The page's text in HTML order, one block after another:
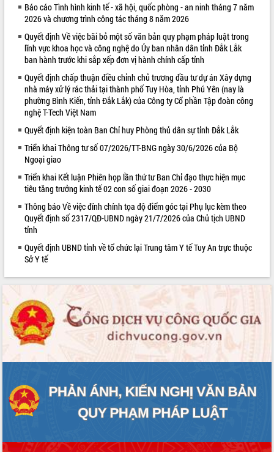
VIDEO
Loading the player...
Trailer Lễ hội Sầu riêng Đắk Lắk năm
2026
Khám bệnh, cấp phát thuốc miễn phí
và tặng quà người dân xã Cư Pui
Hội nghị UBND tỉnh Đắk Lắk thường kỳ
tháng 7/2026
Lễ truy tặng danh hiệu “Bà Mẹ Việt
Nam Anh hùng” và trao Huân chương
Lao động
UBND tỉnh Đắk Lắk triển khai nhiệm
vụ 6 tháng cuối năm 2026
Kỳ họp thứ Hai, Hội đồng nhân dân
tỉnh khóa XI quyết nghị nhiều nội dung
quan trọng
Triết thăm, tặng quà người có công với
cách mạng
Rà soát, hoàn thiện hệ thống thiết chế
văn hóa, thể thao đáp ứng yêu cầu
phát triển mới
Thường trực HĐND tỉnh Đắk Lắk gặp
mặt Đoàn chuyên gia y tế TP. Hồ Chí
Lễ truy điệu và an táng hài cốt liệt sĩ
tại Nghĩa trang Liệt sĩ xã Sơn Hòa
Bàn giải pháp tháo gỡ khó khăn trong
định EUDR
ALBUM ẢNH
LIÊN KẾT WEB
Báo cáo Tình hình kinh tế - xã hội, quốc phòng - an ninh tháng 7 năm
2026 và chương trình công tác tháng 8 năm 2026
Quyết định Về việc bãi bỏ một số văn bản quy phạm pháp luật trong
lĩnh vực khoa học và công nghệ do Ủy ban nhân dân tỉnh Đắk Lắk
ban hành trước khi sắp xếp đơn vị hành chính cấp tỉnh
Quyết định chấp thuận điều chỉnh chủ trương đầu tư dự án Xây dựng
nhà máy xử lý rác thải tại thành phố Tuy Hòa, tỉnh Phú Yên (nay là
phường Bình Kiến, tỉnh Đắk Lắk) của Công ty Cổ phần Tập đoàn công
nghệ T-Tech Việt Nam
Quyết định kiện toàn Ban Chỉ huy Phòng thủ dân sự tỉnh Đắk Lắk
Triển khai Thông tư số 07/2026/TT-BNG ngày 30/6/2026 của Bộ
Ngoại giao
Triển khai Kết luận Phiên họp lần thứ tư Ban Chỉ đạo thực hiện mục
tiêu tăng trưởng kinh tế 02 con số giai đoạn 2026 - 2030
Thông báo Về việc đính chính tọa độ điểm góc tại Phụ lục kèm theo
Quyết định số 2317/QĐ-UBND ngày 21/7/2026 của Chủ tịch UBND
tỉnh
Quyết định UBND tỉnh về tổ chức lại Trung tâm Y tế Tuy An trực thuộc
Sở Y tế